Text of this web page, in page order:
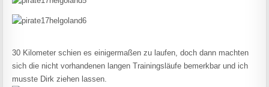
30 Kilometer schien es einigermaßen zu laufen, doch dann machten
sich die nicht vorhandenen langen Trainingsläufe bemerkbar und ich
musste Dirk ziehen lassen.